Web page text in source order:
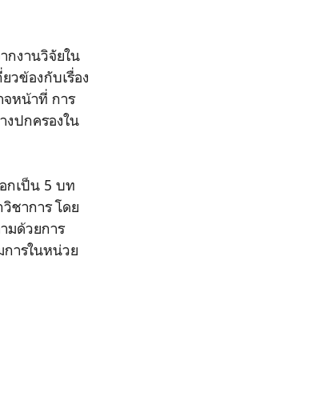
กงานวิจัยใน
วข้องกับเรื่อง
จหน้าที่ การ
งปกครองใน
กเป็น 5 บท
ชาการ โดย
มด้วยการ
ารในหน่วย